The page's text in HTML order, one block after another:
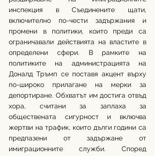
инспекция в Съединените щати,
включително по-чести задържания и
промени в политики, които преди са
ограничавали действията на властите в
определени сфери. В рамките на
политиките на администрацията на
Доналд Тръмп се поставя акцент върху
по-широко прилагане на мерки за
депортиране. Обхватът им достига отвъд
хора, считани за заплаха за
обществената сигурност и включва
жертви на трафик, които дълги години са
предпазени от задържане от
имиграционните служби. Според